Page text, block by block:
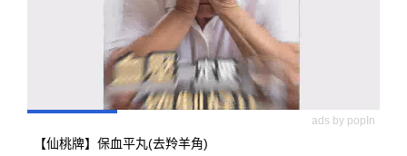
ads by popIn
【仙桃牌】保血平丸(去羚羊角)